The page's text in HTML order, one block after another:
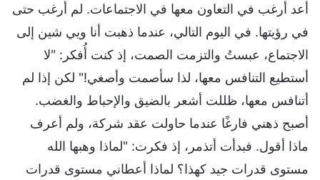
أعد أرغب في التعاون معها في الاجتماعات. لم أرغب حتى
في رؤيتها. في اليوم التالي، عندما ذهبت أنا ويي شين إلى
الاجتماع، عبستُ والتزمت الصمت، إذ كنت أُفكر: "لا
أستطيع التنافس معها، لذا سأصمت وأصغي!" لكن إذا لم
أتنافس معها، ظللت أشعر بالضيق والإحباط والغضب.
أصبح ذهني فارغًا عندما حاولت عقد شركة، ولم أعرف
ماذا أقول. فبدأت أتذمر، إذ فكرت: "لماذا وهبها الله
مستوى قدرات جيد كهذا؟ لماذا أعطاني مستوى قدرات